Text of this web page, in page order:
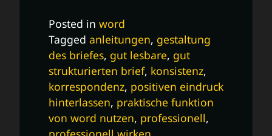
Posted in word
Tagged anleitungen, gestaltung
des briefes, gut lesbare, gut
strukturierten brief, konsistenz,
korrespondenz, positiven eindruck
hinterlassen, praktische funktion
von word nutzen, professionell,